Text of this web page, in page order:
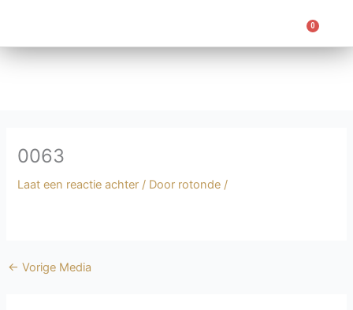
de
0
0063
Laat een reactie achter / Door rotonde /
← Vorige Media